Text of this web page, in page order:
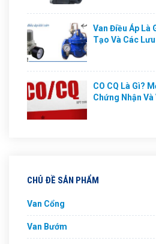
Van Điều Áp Là
Tạo Và Các
CO CQ Là Gì?
Chứng Nhận
CHỦ ĐỀ SẢN PHẨM
Van Cổng
Van Bướm